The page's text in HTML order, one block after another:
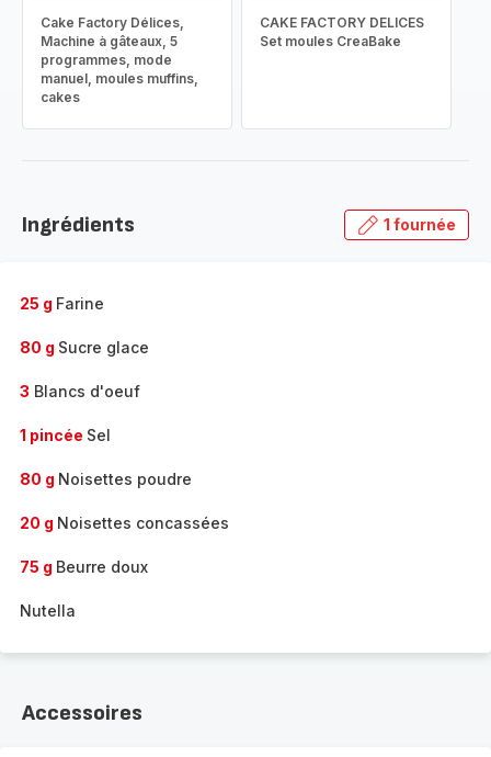
Cake Factory Délices,
Machine à gâteaux, 5
programmes, mode
manuel, moules muffins,
cakes
CAKE FACTORY DELICES
Set moules CreaBake
Ingrédients 1 fournée
25 g Farine
80 g Sucre glace
3 Blancs d'oeuf
1 pincée Sel
80 g Noisettes poudre
20 g Noisettes concassées
75 g Beurre doux
Nutella
Accessoires